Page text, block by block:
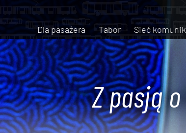
Dla pasażera Tabor Sieć
Z pasją